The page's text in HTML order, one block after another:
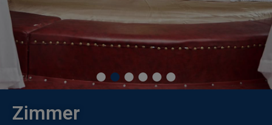
Zimmer
Kinder
3-10
Jahre